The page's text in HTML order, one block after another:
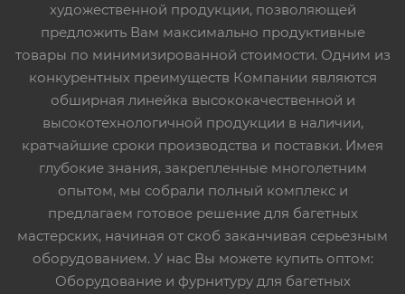
художественной продукции, позволяющей
предложить Вам максимально продуктивные
товары по минимизированной стоимости. Одним из
конкурентных преимуществ Компании являются
обширная линейка высококачественной и
высокотехнологичной продукции в наличии,
кратчайшие сроки производства и поставки. Имея
глубокие знания, закрепленные многолетним
опытом, мы собрали полный комплекс и
предлагаем готовое решение для багетных
мастерских, начиная от скоб заканчивая серьезным
оборудованием. У нас Вы можете купить оптом:
Оборудование и фурнитуру для багетных